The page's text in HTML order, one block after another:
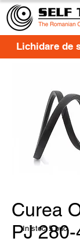
Curea
PJ
Lichidare de
In stoc 5 buc.